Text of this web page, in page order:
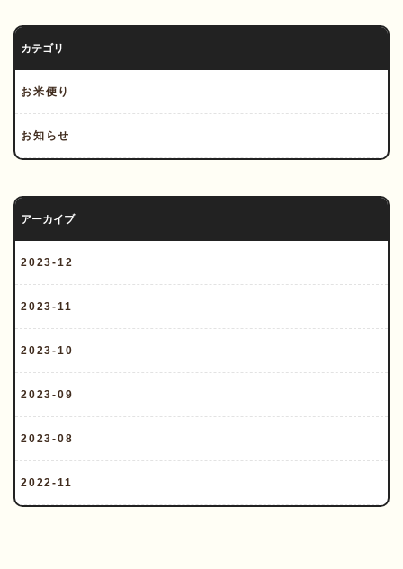
カテゴリ
お米便り
お知らせ
アーカイブ
2023-12
2023-11
2023-10
2023-09
2023-08
2022-11